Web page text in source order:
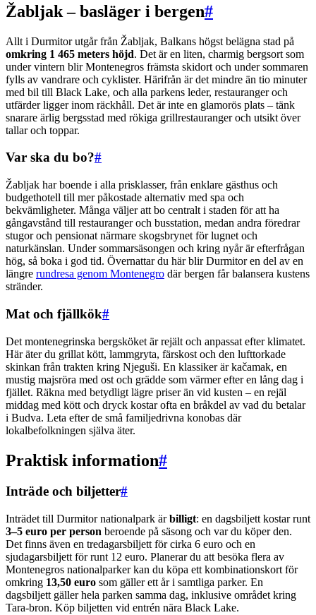
Žabljak – basläger i bergen#
Allt i Durmitor utgår från Žabljak, Balkans högst belägna stad på
omkring 1 465 meters höjd. Det är en liten, charmig bergsort som
under vintern blir Montenegros främsta skidort och under sommaren
fylls av vandrare och cyklister. Härifrån är det mindre än tio minuter
med bil till Black Lake, och alla parkens leder, restauranger och
utfärder ligger inom räckhåll. Det är inte en glamorös plats – tänk
snarare ärlig bergsstad med rökiga grillrestauranger och utsikt över
tallar och toppar.
Var ska du bo?#
Žabljak har boende i alla prisklasser, från enklare gästhus och
budgethotell till mer påkostade alternativ med spa och
bekvämligheter. Många väljer att bo centralt i staden för att ha
gångavstånd till restauranger och busstation, medan andra föredrar
stugor och pensionat närmare skogsbrynet för lugnet och
naturkänslan. Under sommarsäsongen och kring nyår är efterfrågan
hög, så boka i god tid. Övernattar du här blir Durmitor en del av en
längre rundresa genom Montenegro där bergen får balansera kustens
stränder.
Mat och fjällkök#
Det montenegrinska bergsköket är rejält och anpassat efter klimatet.
Här äter du grillat kött, lammgryta, färskost och den lufttorkade
skinkan från trakten kring Njeguši. En klassiker är kačamak, en
mustig majsröra med ost och grädde som värmer efter en lång dag i
fjället. Räkna med betydligt lägre priser än vid kusten – en rejäl
middag med kött och dryck kostar ofta en bråkdel av vad du betalar
i Budva. Leta efter de små familjedrivna konobas där
lokalbefolkningen själva äter.
Praktisk information#
Inträde och biljetter#
Inträdet till Durmitor nationalpark ärbilligt: en dagsbiljett kostar runt
3–5 euro per person beroende på säsong och var du köper den.
Det finns även en tredagarsbiljett för cirka 6 euro och en
sjudagarsbiljett för runt 12 euro. Planerar du att besöka flera av
Montenegros nationalparker kan du köpa ett kombinationskort för
omkring 13,50 euro som gäller ett år i samtliga parker. En
dagsbiljett gäller hela parken samma dag, inklusive området kring
Tara-bron. Köp biljetten vid entrén nära Black Lake.